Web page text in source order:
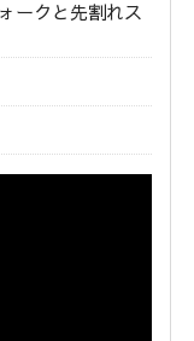
ークと先割れス